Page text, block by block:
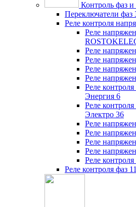
Контроль фаз
Переключатели фаз
Реле контроля
Реле
Реле
Реле
Реле
Реле
Реле
Энергия 6
Реле
Электро 36
Реле
Реле
Реле
Реле
Реле
Реле контроля фаз